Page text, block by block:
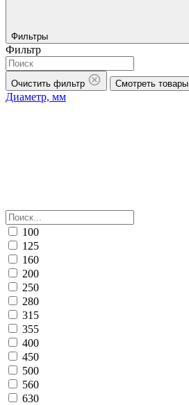
Фильтры
Фильтр
Очистить фильтр Смотреть товары
Диаметр, мм
100
125
160
200
250
280
315
355
400
450
500
560
630